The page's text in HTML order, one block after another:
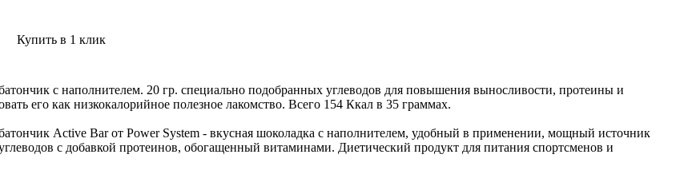
Купить в 1 клик
с наполнителем. 20 гр. специально подобранных углеводов для повышения выносливости, протеины и
его как низкокалорийное полезное лакомство. Всего 154 Ккал в 35 граммах.
Active Bar от Power System - вкусная шоколадка с наполнителем, удобный в применении, мощный источник
с добавкой протеинов, обогащенный витаминами. Диетический продукт для питания спортсменов и